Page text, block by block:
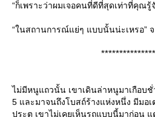
“ก็เพราะว่าผมเจอคนที่ดีที่สุดเท่าที่คุณรู้
“ในสถานการณ์แย่ๆ แบบนั้นน่ะเหรอ”
ไม่มีหนูแถวนั้น เขาเดินล่าหนูมาเกือบชั่
5 และมาจนถึงโบสถ์ร้างแห่งหนึ่ง มีมอ
ประตู เขาไม่เคยเห็นรถแบบนี้มาก่อน